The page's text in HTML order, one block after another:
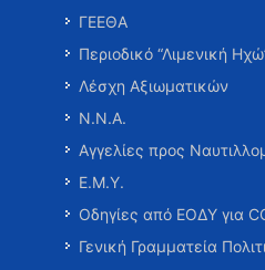
ΓΕΕΘΑ
Περιοδικό “Λιμενική
Λέσχη Αξιωματικών
Ν.Ν.Α.
Αγγελίες προς
Ε.Μ.Υ.
Οδηγίες από ΕΟΔΥ για
Γενική Γραμματεία